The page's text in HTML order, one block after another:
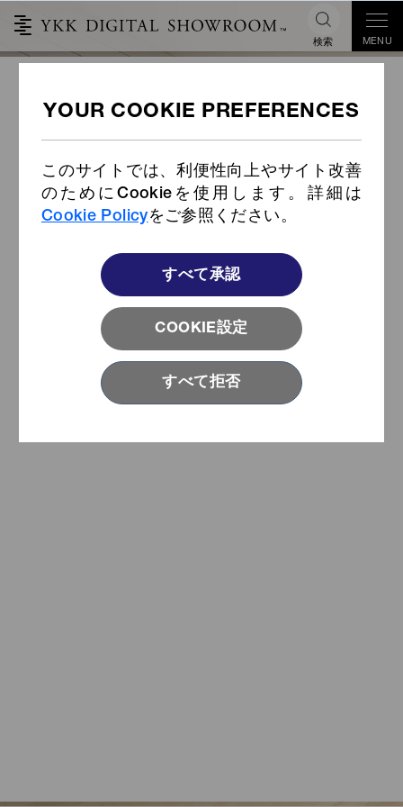
このサイトでは、利便性向上やサイト改善
のためにCookieを使用します。詳細は
Cookie Policyをご参照ください。
COOKIE設定
すべて承認
すべて拒否
検索 MENU
ド